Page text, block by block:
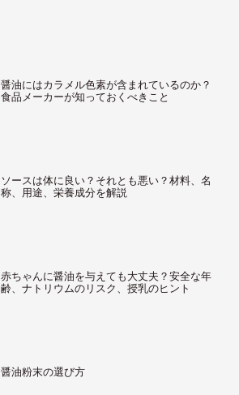
醤油にはカラメル色素が含まれているのか？
食品メーカーが知っておくべきこと
ソースは体に良い？それとも悪い？材料、名
称、用途、栄養成分を解説
赤ちゃんに醤油を与えても大丈夫？安全な年
齢、ナトリウムのリスク、授乳のヒント
醤油粉末の選び方